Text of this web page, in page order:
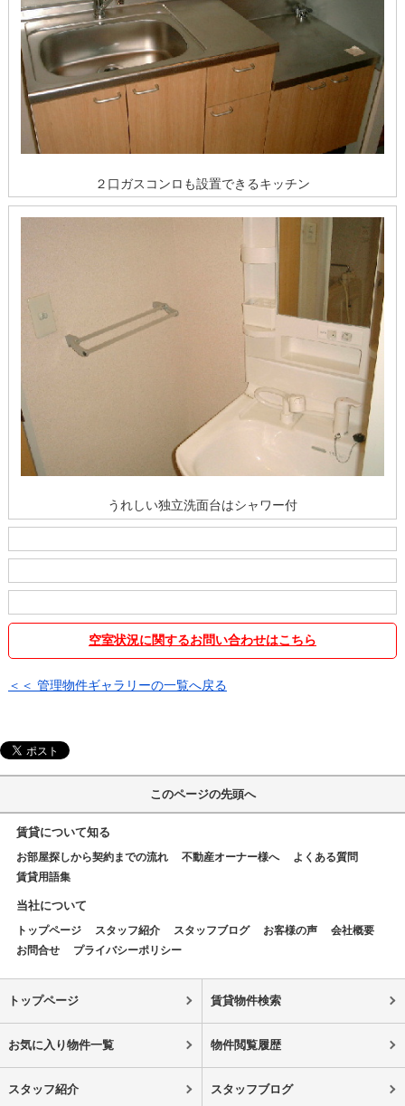
２口ガスコンロも設置できるキッチン
うれしい独立洗面台はシャワー付
空室状況に関するお問い合わせはこちら
＜＜ 管理物件ギャラリーの一覧へ戻る
このページの先頭へ
賃貸について知る
お部屋探しから契約までの流れ 不動産オーナー様へ
よくある質問
賃貸用語集
当社について
トップページ スタッフ紹介 スタッフブログ お客様の声
会社概要
お問合せ
プライバシーポリシー
トップページ 賃貸物件検索
お気に入り物件一覧 物件閲覧履歴
スタッフ紹介 スタッフブログ